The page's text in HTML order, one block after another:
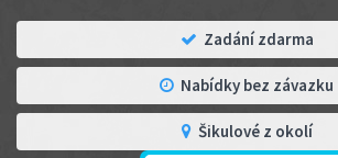
Zadání zdarma
Nabídky bez závazku
Šikulové z okolí